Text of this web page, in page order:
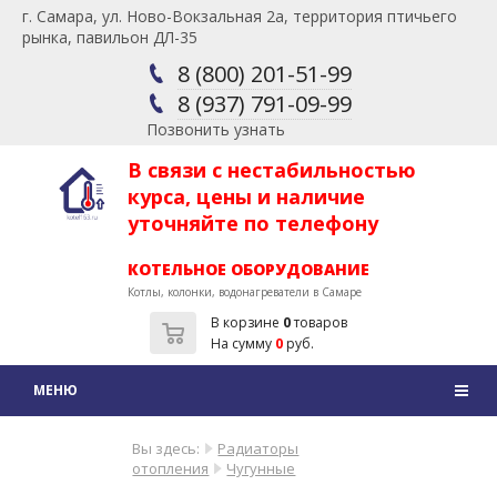
г. Самара, ул. Ново-Вокзальная 2а, территория птичьего
рынка, павильон ДЛ-35
8 (800) 201-51-99
8 (937) 791-09-99
Позвонить узнать
В связи с нестабильностью
курса, цены и наличие
уточняйте по телефону
КОТЕЛЬНОЕ ОБОРУДОВАНИЕ
Котлы, колонки, водонагреватели в Самаре
В корзине 0товаров
На сумму 0руб.
Вы здесь:
Радиаторы
отопления
Чугунные